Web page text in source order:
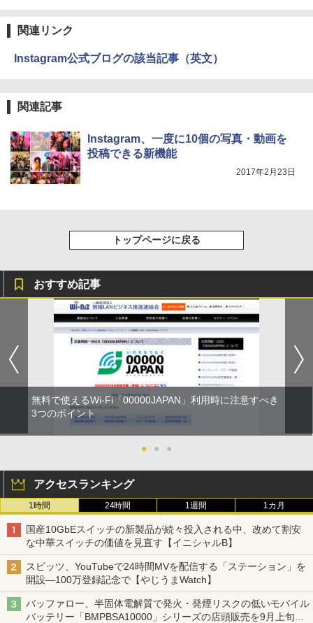
関連リンク
Instagram公式ブログの該当記事（英文）
関連記事
Instagram、一度に10個の写真・動画を
投稿できる新機能
2017年2月23日
トップページに戻る
おすすめ記事
無料で使えるWi-Fi「00000JAPAN」利用時に注意すべき
3つのポイント
● ● ●
アクセスランキング
1時間 24時間 1週間 1カ月
国産10GbEスイッチの新製品が続々投入される中、改めて割安
な中華スイッチの価値を見直す【イニシャルB】
スピッツ、YouTubeで24時間MVを配信する「ステーション」を
開設―100万登録記念で【やじうまWatch】
バッファロー、半固体電解質で発火・発煙リスクの低いモバイル
バッテリー「BMPBSA10000」シリーズの店頭販売を9月上旬に